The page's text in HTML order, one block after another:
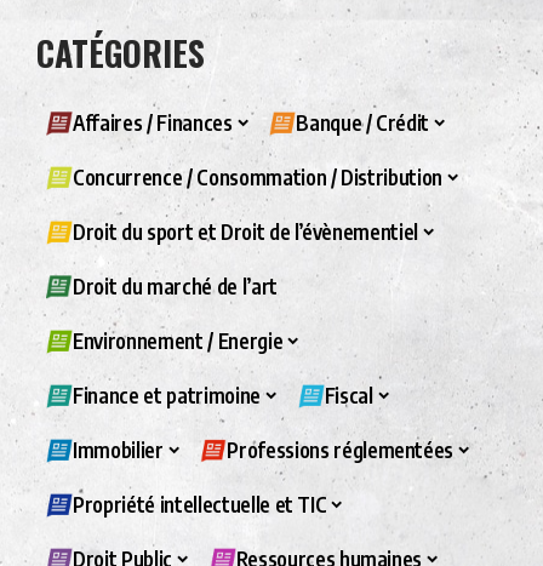
CATÉGORIES
Affaires / Finances Banque / Crédit
Concurrence / Consommation / Distribution
Droit du sport et Droit de l’évènementiel
Droit du marché de l’art
Environnement / Energie
Finance et patrimoine Fiscal
Immobilier Professions réglementées
Propriété intellectuelle et TIC
Droit Public Ressources humaines